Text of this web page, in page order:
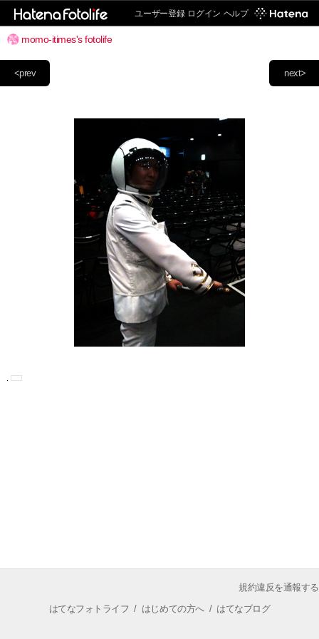
ユーザー登録 ログイン ヘルプ
momo-itimes's fotolife
next>
<prev
規約違反を通報する
はてなフォトライフ / はじめての方へ/ はてなブログ